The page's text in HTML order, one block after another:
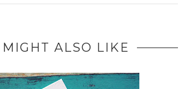
MIGHT ALSO LIKE